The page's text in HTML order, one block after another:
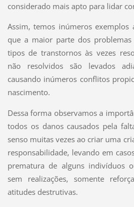
considerado mais apto para lidar
Assim, temos inúmeros
que a maior parte dos
tipos de transtornos às vezes
não resolvidos são levados
causando inúmeros conflitos
nascimento.
Dessa forma observamos a
todos os danos causados pela
senso muitas vezes ao criar uma
responsabilidade, levando em
prematura de alguns indivíduos
sem realizações, somente
atitudes destrutivas.